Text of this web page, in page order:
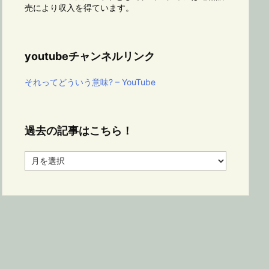
売により収入を得ています。
youtubeチャンネルリンク
それってどういう意味? – YouTube
過去の記事はこちら！
去